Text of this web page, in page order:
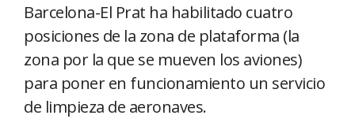
Barcelona-El Prat ha habilitado cuatro
posiciones de la zona de plataforma (la
zona por la que se mueven los aviones)
para poner en funcionamiento un servicio
de limpieza de aeronaves.